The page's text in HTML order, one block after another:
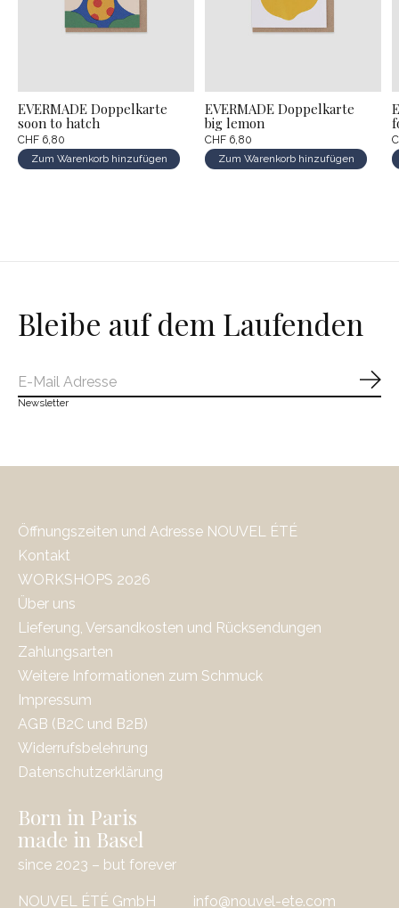
EVERMADE Doppelkarte
soon to hatch
CHF 6,80
Zum Warenkorb hinzufügen
EVERMADE Doppelkarte
big lemon
CHF 6,80
Zum Warenkorb hinzufügen
Bleibe auf dem Laufenden
Newsletter
Öffnungszeiten und Adresse NOUVEL ÉTÉ
Kontakt
WORKSHOPS 2026
Über uns
Lieferung, Versandkosten und Rücksendungen
Zahlungsarten
Weitere Informationen zum Schmuck
Impressum
AGB (B2C und B2B)
Widerrufsbelehrung
Datenschutzerklärung
Born in Paris
made in Basel
since 2023 – but forever
NOUVEL ÉTÉ GmbH info@nouvel-ete.com